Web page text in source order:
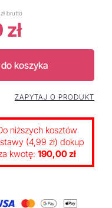
brutto
koszyka
ZAPYTAJ O PRODUKT
niższych kosztów
(4,99 zł) dokup
kwotę: 190,00 zł